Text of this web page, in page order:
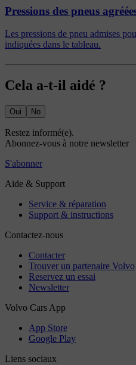
Pressions des pneus
Les pressions de pneu admises
indiquées dans le tableau.
Cela a-t-il aidé ?
Oui No